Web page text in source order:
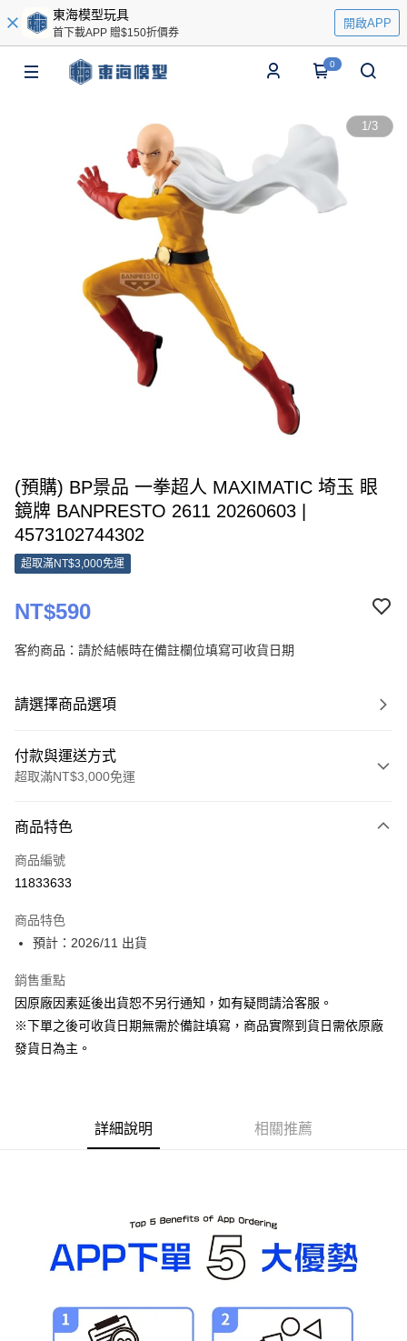
東海模型玩具
首下載APP 贈$150折價券
開啟APP
0
1/3
(預購) BP景品 一拳超人 MAXIMATIC 埼玉 眼
鏡牌 BANPRESTO 2611 20260603 |
4573102744302
超取滿NT$3,000免運
NT$590
客約商品：請於結帳時在備註欄位填寫可收貨日期
請選擇商品選項
付款與運送方式
超取滿NT$3,000免運
信用卡一次付款
超商取貨付款
ATM付款
運送方式
預購-全家取貨付款(舊)
預購-7-11取貨付款(舊)
每筆NT$90，滿NT$3,000(含以上)免運費
預購-宅配(舊)
每筆NT$120，滿NT$3,000(含以上)免運費
預購-宅配(離島)(舊)
每筆NT$160，滿NT$3,000(含以上)免運費
商品特色
商品編號
11833633
商品特色
預計：2026/11 出貨
銷售重點
因原廠因素延後出貨恕不另行通知，如有疑問請洽客服。
※下單之後可收貨日期無需於備註填寫，商品實際到貨日需依原廠
發貨日為主。
詳細說明 相關推薦